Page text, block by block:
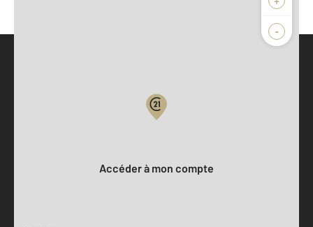
-
Accéder à mon compte